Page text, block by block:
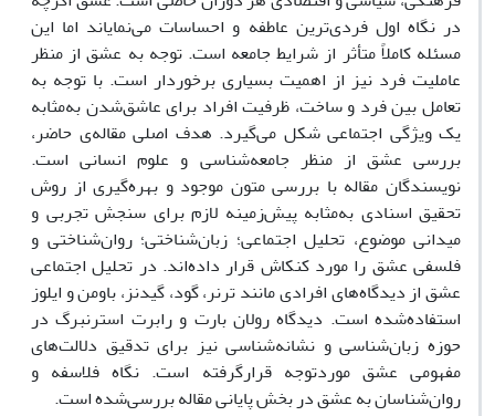
در نگاه اول فردی‌ترین عاطفه و احساسات می‌نمایاند اما این
مسئله کاملاً متأثر از شرایط جامعه است. توجه به عشق از منظر
عاملیت فرد نیز از اهمیت بسیاری برخوردار است. با توجه به
تعامل بین فرد و ساخت، ظرفیت افراد برای عاشق‌شدن به‌مثابه
یک ویژگی اجتماعی شکل می‌گیرد. هدف اصلی مقاله‌ی حاضر،
بررسی عشق از منظر جامعه‌شناسی و علوم انسانی است.
نویسندگان مقاله با بررسی متون موجود و بهره‌گیری از روش
تحقیق اسنادی به‌مثابه پیش‌زمینه لازم برای سنجش تجربی و
میدانی موضوع، تحلیل‌ اجتماعی؛ زبان‌شناختی؛ روان‌شناختی و
فلسفی عشق را مورد کنکاش قرار داده‌اند. در تحلیل اجتماعی
عشق از دیدگاه‌های افرادی مانند ترنر، گود، گیدنز، باومن و ایلوز
استفاده‌شده است. دیدگاه رولان بارت و رابرت استرنبرگ در
حوزه زبان‌شناسی و نشانه‌شناسی نیز برای تدقیق دلالت‌های
مفهومی عشق موردتوجه قرارگرفته است. نگاه فلاسفه و
روان‌شناسان به عشق در بخش پایانی مقاله بررسی‌شده است.